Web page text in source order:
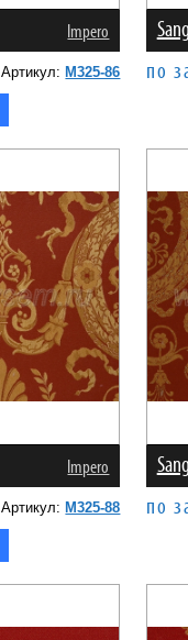
Impero
Артикул: M325-86 по
Impero
Артикул: M325-88 по